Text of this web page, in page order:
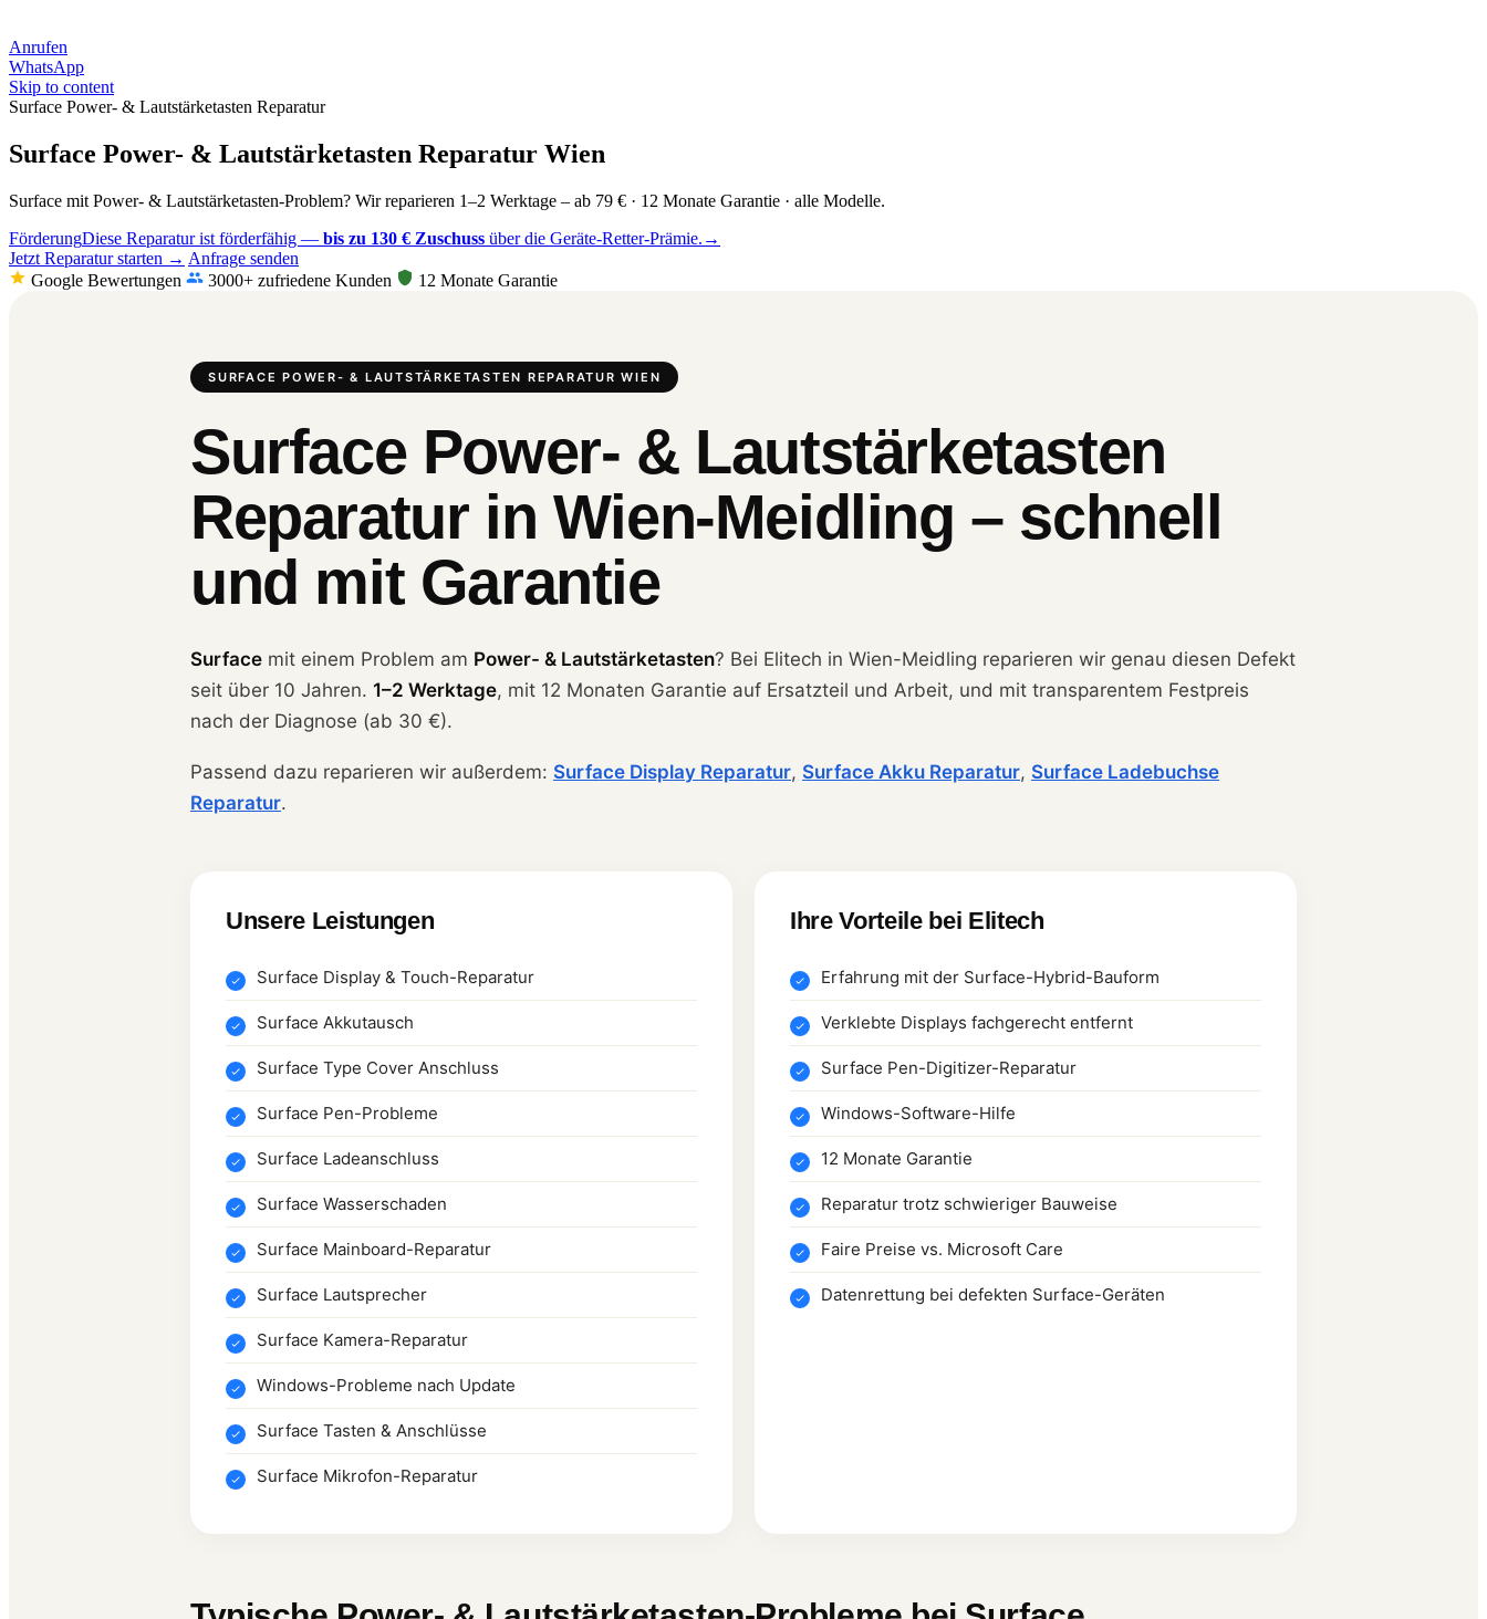
Anrufen
WhatsApp
Skip to content
Surface Power- & Lautstärketasten Reparatur
Surface Power- & Lautstärketasten Reparatur Wien
Surface mit Power- & Lautstärketasten-Problem? Wir reparieren 1–2 Werktage – ab 79 € · 12 Monate Garantie · alle Modelle.
FörderungDiese Reparatur ist förderfähig — bis zu 130 € Zuschuss über die Geräte-Retter-Prämie. →
Jetzt Reparatur starten → Anfrage senden
Google Bewertungen
3000+ zufriedene Kunden 12 Monate Garantie
SURFACE POWER- & LAUTSTÄRKETASTEN REPARATUR WIEN
Surface Power- & Lautstärketasten
Reparatur in Wien-Meidling – schnell
und mit Garantie
Surface mit einem Problem am Power- & Lautstärketasten? Bei Elitech in Wien-Meidling reparieren wir genau diesen Defekt
seit über 10 Jahren. 1–2 Werktage, mit 12 Monaten Garantie auf Ersatzteil und Arbeit, und mit transparentem Festpreis
nach der Diagnose (ab 30 €).
Passend dazu reparieren wir außerdem: Surface Display Reparatur, Surface Akku Reparatur, Surface Ladebuchse
Reparatur.
Unsere Leistungen
Surface Display & Touch-Reparatur
Surface Akkutausch
Surface Type Cover Anschluss
Surface Pen-Probleme
Surface Ladeanschluss
Surface Wasserschaden
Surface Mainboard-Reparatur
Surface Lautsprecher
Surface Kamera-Reparatur
Windows-Probleme nach Update
Surface Tasten & Anschlüsse
Surface Mikrofon-Reparatur
Ihre Vorteile bei Elitech
Erfahrung mit der Surface-Hybrid-Bauform
Verklebte Displays fachgerecht entfernt
Surface Pen-Digitizer-Reparatur
Windows-Software-Hilfe
12 Monate Garantie
Reparatur trotz schwieriger Bauweise
Faire Preise vs. Microsoft Care
Datenrettung bei defekten Surface-Geräten